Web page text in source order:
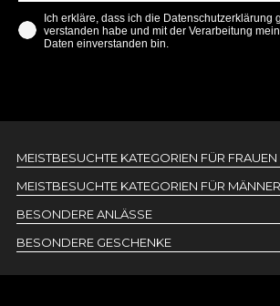
Ich erkläre, dass ich die Datenschutzerklärung
verstanden habe und mit der Verarbeitung
Daten einverstanden bin.
MEISTBESUCHTE KATEGORIEN FÜR FRAUEN
MEISTBESUCHTE KATEGORIEN FÜR MÄNNER
BESONDERE ANLÄSSE
BESONDERE GESCHENKE